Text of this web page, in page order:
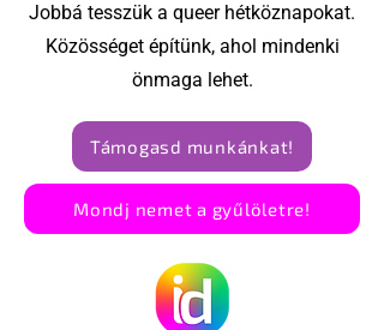
Jobbá tesszük a queer hétköznapokat.
Közösséget építünk, ahol mindenki
önmaga lehet.
Támogasd munkánkat!
Mondj nemet a gyűlöletre!